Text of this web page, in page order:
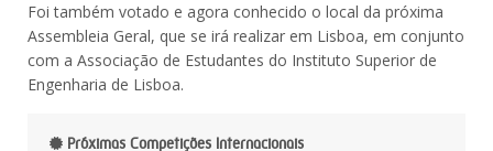
Foi também votado e agora conhecido o local da próxima
Assembleia Geral, que se irá realizar em Lisboa, em conjunto
com a Associação de Estudantes do Instituto Superior de
Engenharia de Lisboa.
Próximas Competições Internacionais